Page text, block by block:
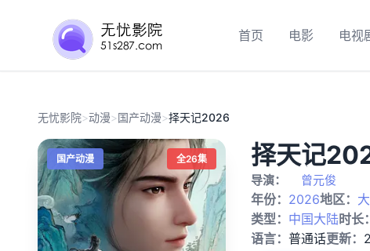
首页 电影 电视
无忧影院>动漫>国产动漫>择天记2026
国产动漫 全26集 择天记
导演： 曾元俊
年份： 2026地区：
类型： 中国大陆时长：
语言： 普通话更新：